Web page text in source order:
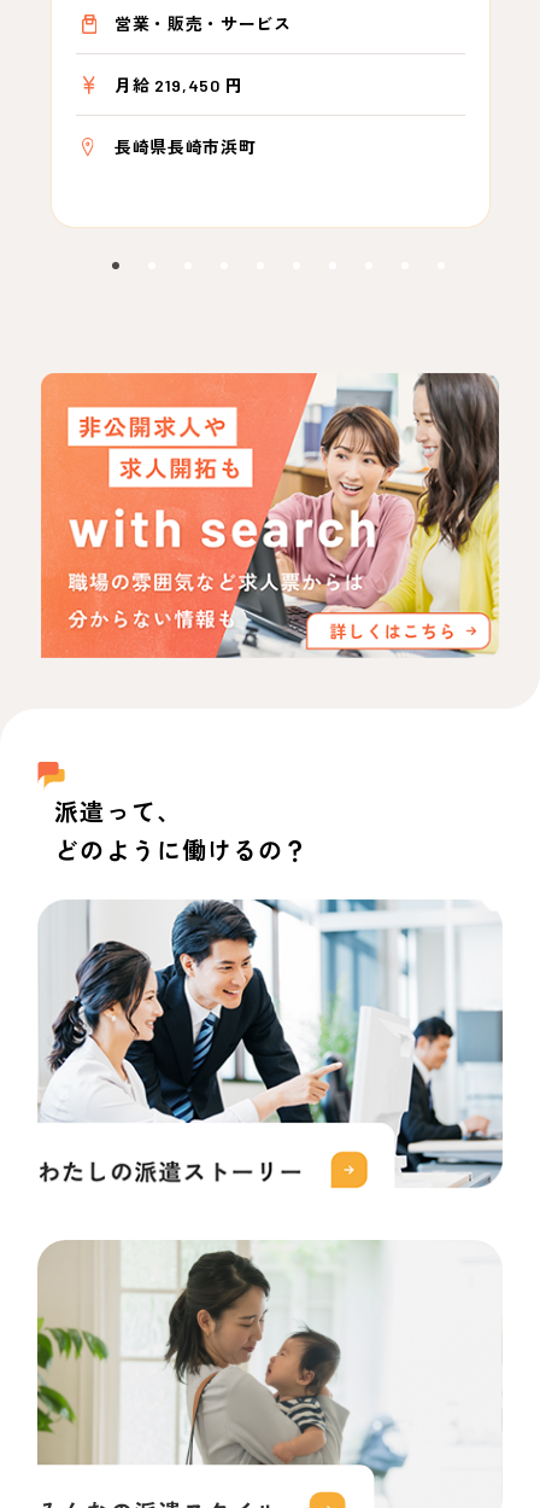
営業・販売・サービス
月給 219,450 円
長崎県長崎市浜町
派遣って、
どのように働けるの？